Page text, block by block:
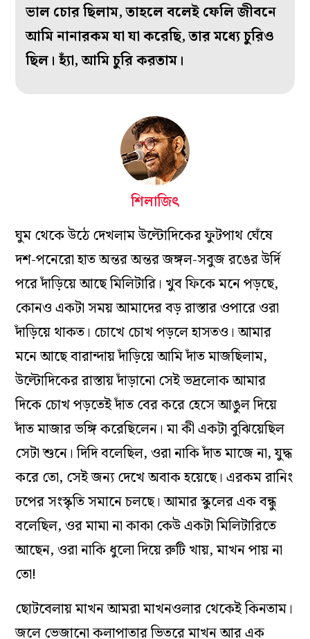
ভাল চোর ছিলাম, তাহলে বলেই ফেলি জীবনে
আমি নানারকম যা যা করেছি, তার মধ‌্যে চুরিও
ছিল। হ‌্যাঁ, আমি চুরি করতাম।
শিলাজিৎ
ঘুম থেকে উঠে দেখলাম উল্টোদিকের ফুটপাথ ঘেঁষে
দশ-পনেরো হাত অন্তর অন্তর জঙ্গল-সবুজ রঙের উর্দি
পরে দাঁড়িয়ে আছে মিলিটারি। খুব ফিকে মনে পড়ছে,
কোনও একটা সময় আমাদের বড় রাস্তার ওপারে ওরা
দাঁড়িয়ে থাকত। চোখে চোখ পড়লে হাসতও। আমার
মনে আছে বারান্দায় দাঁড়িয়ে আমি দাঁত মাজছিলাম,
উল্টোদিকের রাস্তায় দাঁড়ানো সেই ভদ্রলোক আমার
দিকে চোখ পড়তেই দাঁত বের করে হেসে আঙুল দিয়ে
দাঁত মাজার ভঙ্গি করেছিলেন। মা কী একটা বুঝিয়েছিল
সেটা শুনে। দিদি বলেছিল, ওরা নাকি দাঁত মাজে না, যুদ্ধ
করে তো, সেই জন‌্য দেখে অবাক হয়েছে। এরকম রানিং
ঢপের সংস্কৃতি সমানে চলছে। আমার স্কুলের এক বন্ধু
বলেছিল, ওর মামা না কাকা কেউ একটা মিলিটারিতে
আছেন, ওরা নাকি ধুলো দিয়ে রুটি খায়, মাখন পায় না
তো!
ছোটবেলায় মাখন আমরা মাখনওলার থেকেই কিনতাম।
জলে ভেজানো কলাপাতার ভিতরে মাখন আর এক